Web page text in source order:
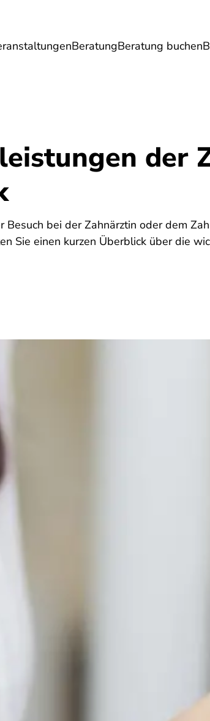
BeratungBeratung buchen
Gesundheit Energie
der
Besuch bei der Zahnärztin oder dem
Sie einen kurzen Überblick über die